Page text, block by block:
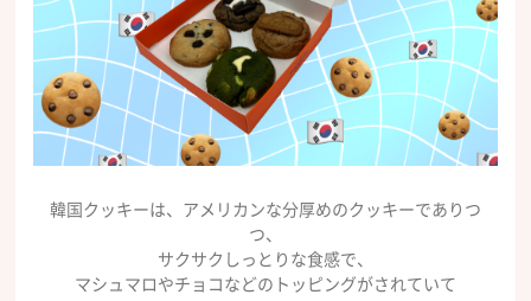
韓国クッキーは、アメリカンな分厚めのクッキーでありつ
つ、
サクサクしっとりな食感で、
マシュマロやチョコなどのトッピングがされていて